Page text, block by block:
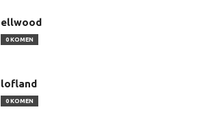
0 KOMEN
0 KOMEN